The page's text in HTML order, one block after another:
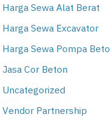
Harga Sewa Alat Berat
Harga Sewa Excavator
Harga Sewa Pompa
Jasa Cor Beton
Uncategorized
Vendor Partnership